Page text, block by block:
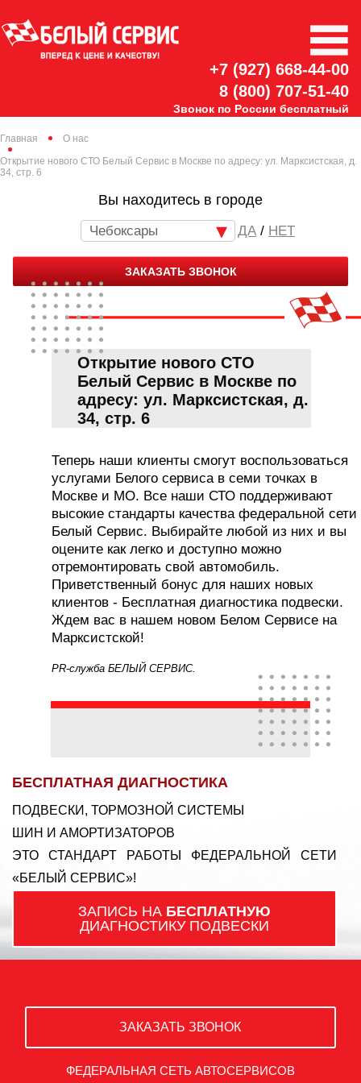
+7 (927) 668-44-00
8 (800) 707-51-40
Звонок по России бесплатный
Главная
О нас
Открытие нового СТО Белый Сервис в Москве по адресу: ул. Марксистская, д.
34, стр. 6
Вы находитесь в городе
Чебоксары / НЕТ
ЗАКАЗАТЬ ЗВОНОК
Открытие нового СТО
Белый Сервис в Москве по
адресу: ул. Марксистская, д.
34, стр. 6
Теперь наши клиенты смогут воспользоваться
услугами Белого сервиса в семи точках в
Москве и МО. Все наши СТО поддерживают
высокие стандарты качества федеральной сети
Белый Сервис. Выбирайте любой из них и вы
оцените как легко и доступно можно
отремонтировать свой автомобиль.
Приветственный бонус для наших новых
клиентов - Бесплатная диагностика подвески.
Ждем вас в нашем новом Белом Сервисе на
Марксистской!
PR-служба БЕЛЫЙ СЕРВИС.
БЕСПЛАТНАЯ ДИАГНОСТИКА
ПОДВЕСКИ, ТОРМОЗНОЙ СИСТЕМЫ
ШИН И АМОРТИЗАТОРОВ
ЭТО СТАНДАРТ РАБОТЫ ФЕДЕРАЛЬНОЙ СЕТИ
«БЕЛЫЙ СЕРВИС»!
ЗАПИСЬ НА БЕСПЛАТНУЮ
ДИАГНОСТИКУ ПОДВЕСКИ
ЗАКАЗАТЬ ЗВОНОК
ФЕДЕРАЛЬНАЯ СЕТЬ АВТОСЕРВИСОВ